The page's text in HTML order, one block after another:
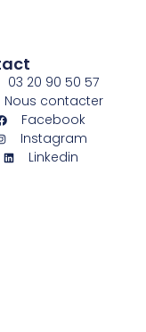
03 20 90 50 57
Nous contacter
Facebook
Instagram
Linkedin